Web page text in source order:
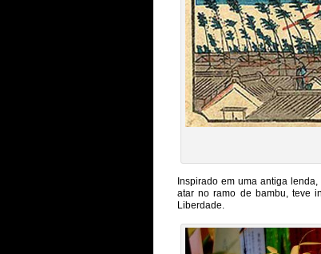
Inspirado em uma antiga
atar no ramo de bambu, teve
Liberdade.